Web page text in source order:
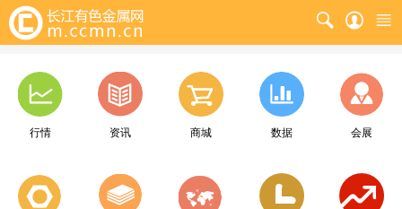
行情 资讯 商城 数据 会展